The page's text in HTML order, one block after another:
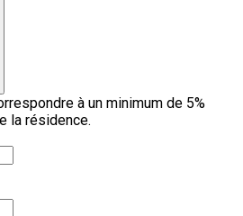
à un minimum de 5%
la résidence.